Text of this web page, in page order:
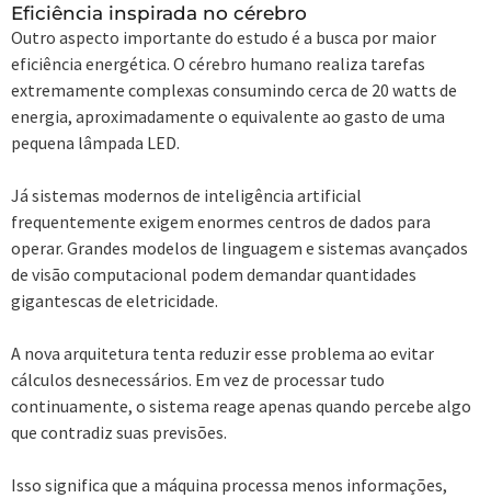
Eficiência inspirada no cérebro
Outro aspecto importante do estudo é a busca por maior
eficiência energética. O cérebro humano realiza tarefas
extremamente complexas consumindo cerca de 20 watts de
energia, aproximadamente o equivalente ao gasto de uma
pequena lâmpada LED.
Já sistemas modernos de inteligência artificial
frequentemente exigem enormes centros de dados para
operar. Grandes modelos de linguagem e sistemas avançados
de visão computacional podem demandar quantidades
gigantescas de eletricidade.
A nova arquitetura tenta reduzir esse problema ao evitar
cálculos desnecessários. Em vez de processar tudo
continuamente, o sistema reage apenas quando percebe algo
que contradiz suas previsões.
Isso significa que a máquina processa menos informações,